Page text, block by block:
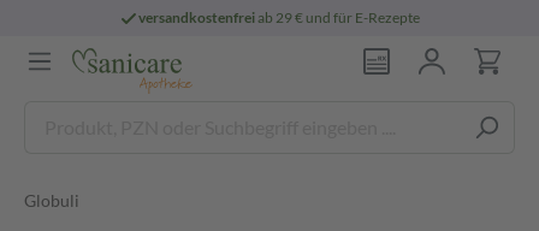
versandkostenfreiab 29 € und für E-Rezepte
Globuli